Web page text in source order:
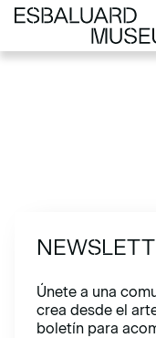
Únete a una
crea desde el
boletín para